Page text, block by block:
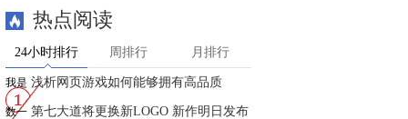
榜
表
小游戏
手机游戏
游戏攻略
热点阅读
24小时排行 周排行 月排行
我是
第一
浅析网页游戏如何能够拥有高品质
数一 第七大道将更换新LOGO 新作明日发布